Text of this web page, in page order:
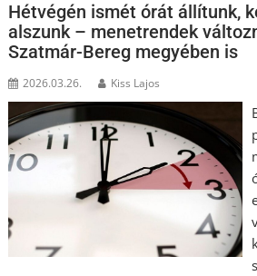
Hétvégén ismét órát állítunk,
alszunk – menetrendek
Szatmár-Bereg megyében is
2026.03.26. Kiss Lajos